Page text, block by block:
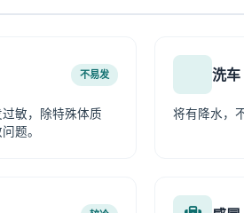
不易发
敏，除特殊体质
题。
洗车
将有降水，